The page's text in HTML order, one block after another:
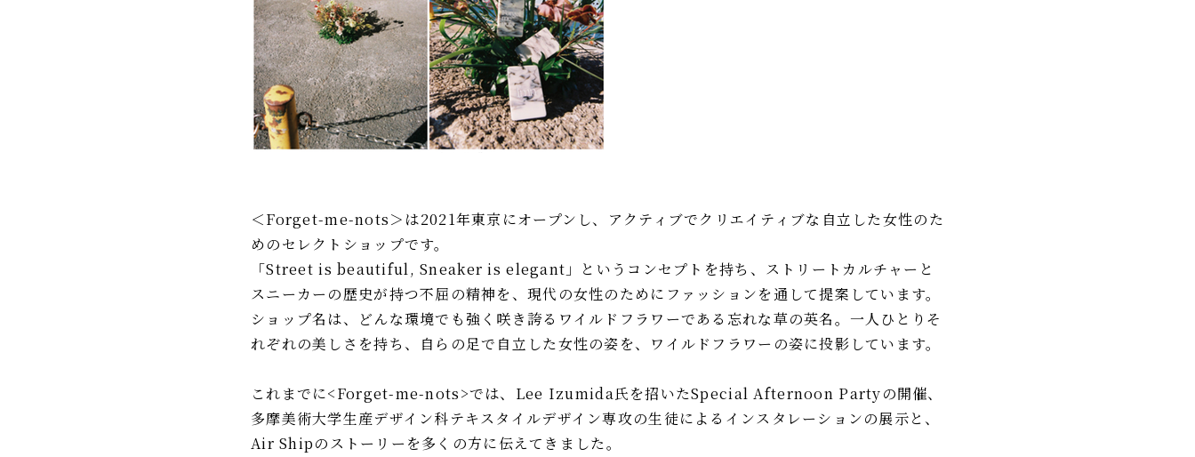
＜Forget-me-nots＞は2021年東京にオープンし、アクティブでクリエイティブな自立した女性のた
めのセレクトショップです。
「Street is beautiful, Sneaker is elegant」というコンセプトを持ち、ストリートカルチャーと
スニーカーの歴史が持つ不屈の精神を、現代の女性のためにファッションを通して提案しています。
ショップ名は、どんな環境でも強く咲き誇るワイルドフラワーである忘れな草の英名。一人ひとりそ
れぞれの美しさを持ち、自らの足で自立した女性の姿を、ワイルドフラワーの姿に投影しています。
これまでに<Forget-me-nots>では、Lee Izumida氏を招いたSpecial Afternoon Partyの開催、
多摩美術大学生産デザイン科テキスタイルデザイン専攻の生徒によるインスタレーションの展示と、
Air Shipのストーリーを多くの方に伝えてきました。